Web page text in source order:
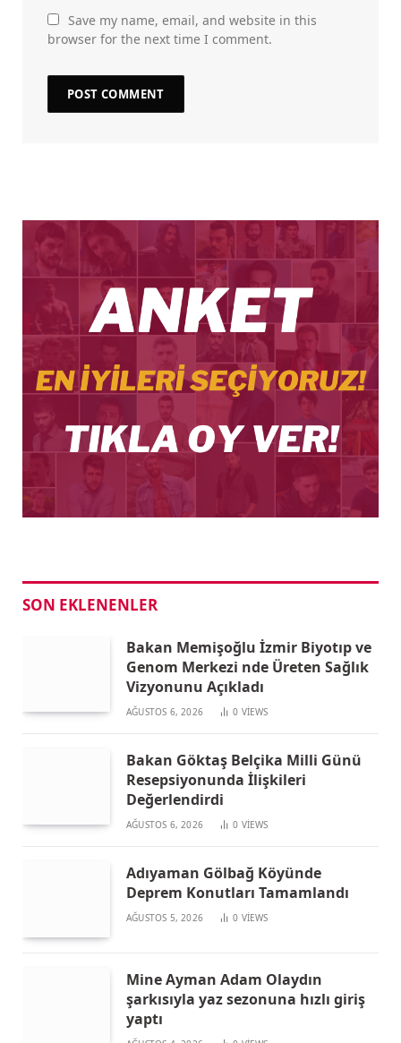
Save my name, email, and website in this
browser for the next time I comment.
SON EKLENENLER
Bakan Memişoğlu İzmir Biyotıp ve
Genom Merkezi nde Üreten Sağlık
Vizyonunu Açıkladı
AĞUSTOS 6, 2026 0 VIEWS
Bakan Göktaş Belçika Milli Günü
Resepsiyonunda İlişkileri
Değerlendirdi
AĞUSTOS 6, 2026 0 VIEWS
Adıyaman Gölbağ Köyünde
Deprem Konutları Tamamlandı
AĞUSTOS 5, 2026 0 VIEWS
Mine Ayman Adam Olaydın
şarkısıyla yaz sezonuna hızlı giriş
yaptı